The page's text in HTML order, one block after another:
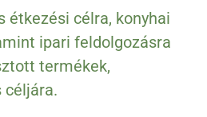
étkezési célra, konyhai
ipari feldolgozásra
termékek,
céljára.